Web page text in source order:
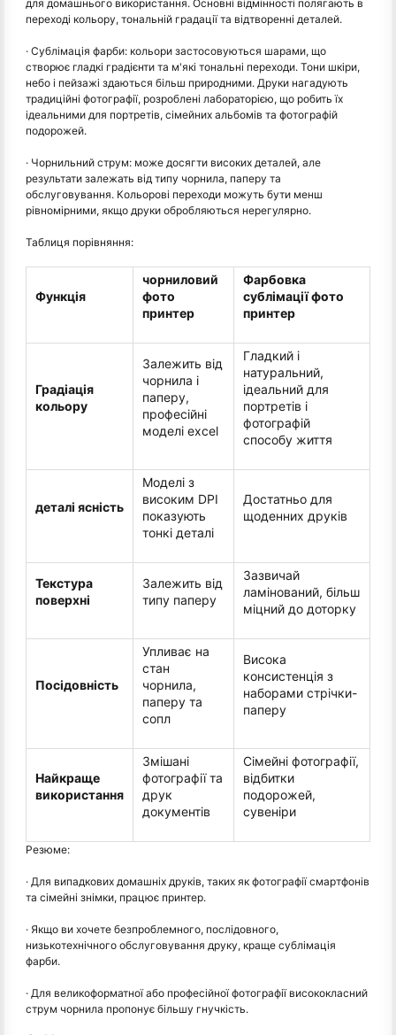
для домашнього використання. Основні відмінності полягають в
переході кольору, тональній градації та відтворенні деталей.
· Сублімація фарби: кольори застосовуються шарами, що
створює гладкі градієнти та м'які тональні переходи. Тони шкіри,
небо і пейзажі здаються більш природними. Друки нагадують
традиційні фотографії, розроблені лабораторією, що робить їх
ідеальними для портретів, сімейних альбомів та фотографій
подорожей.
· Чорнильний струм: може досягти високих деталей, але
результати залежать від типу чорнила, паперу та
обслуговування. Кольорові переходи можуть бути менш
рівномірними, якщо друки обробляються нерегулярно.
Таблиця порівняння:
Функція
чорниловий
фото
принтер
Фарбовка
сублімації фото
принтер
Градіація
кольору
Залежить від
чорнила і
паперу,
професійні
моделі excel
Гладкий і
натуральний,
ідеальний для
портретів і
фотографій
способу життя
деталі ясність
Моделі з
високим DPI
показують
тонкі деталі
Достатньо для
щоденних друків
Текстура
поверхні
Залежить від
типу паперу
Зазвичай
ламінований, більш
міцний до доторку
Посідовність
Упливає на
стан
чорнила,
паперу та
сопл
Висока
консистенція з
наборами стрічки-
паперу
Найкраще
використання
Змішані
фотографії та
друк
документів
Сімейні фотографії,
відбитки
подорожей,
сувеніри
Резюме:
· Для випадкових домашніх друків, таких як фотографії смартфонів
та сімейні знімки, працює принтер.
· Якщо ви хочете безпроблемного, послідовного,
низькотехнічного обслуговування друку, краще сублімація
фарби.
· Для великоформатної або професійної фотографії висококласний
струм чорнила пропонує більшу гнучкість.